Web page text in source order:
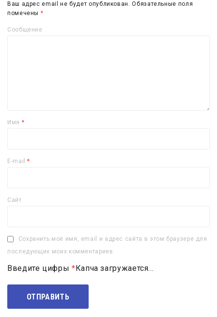
Ваш адрес email не будет опубликован. Обязательные поля
помечены *
Сообщение
Имя *
E-mail*
Сайт
Сохранить моё имя, email и адрес сайта в этом браузере для
последующих моих комментариев.
Введите цифры * Капча загружается...